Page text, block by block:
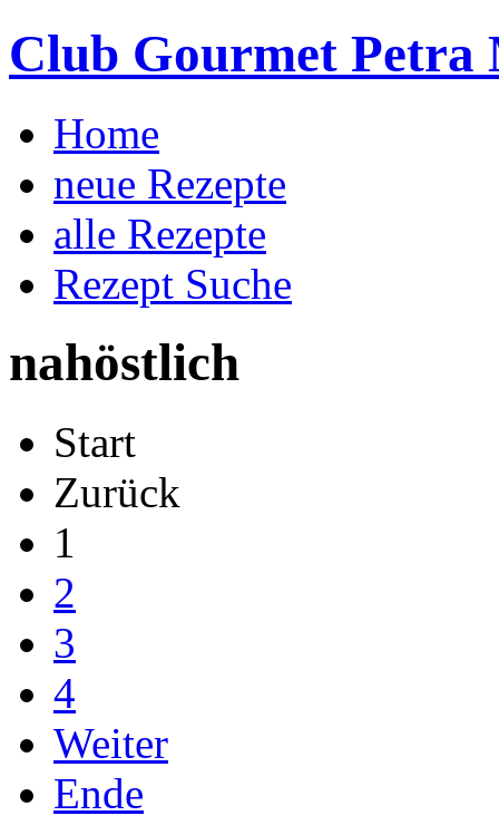
Club Gourmet Petra
Home
neue Rezepte
alle Rezepte
Rezept Suche
nahöstlich
Start
Zurück
1
2
3
4
Weiter
Ende